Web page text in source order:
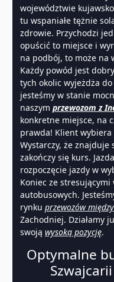
województwie
tu wspaniałe tężnie
zdrowie. Przychodzi
opuścić to miejsce i
na podbój, to może na
Każdy powód jest
tych okolic wyjeżdża
jesteśmy w stanie
naszym przewozom z
konkretne miejsce, na
prawda! Klient
Wystarczy, że
zakończy się kurs.
rozpoczęcie jazdy w
Koniec ze
autobusowych.
rynku przewozów
Zachodniej. Działamy
swoją wysoką pozycję.
Optymalne